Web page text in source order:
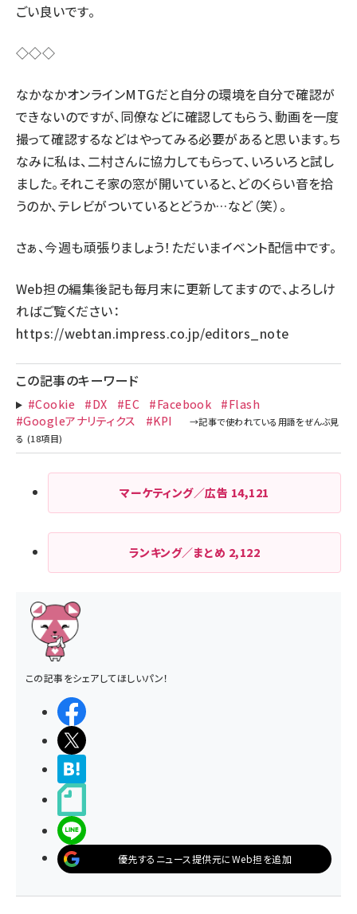
ごい良いです。
◇◇◇
なかなかオンラインMTGだと自分の環境を自分で確認が
できないのですが、同僚などに確認してもらう、動画を一度
撮って確認するなどはやってみる必要があると思います。ち
なみに私は、二村さんに協力してもらって、いろいろと試し
ました。それこそ家の窓が開いていると、どのくらい音を拾
うのか、テレビがついているとどうか…など（笑）。
さぁ、今週も頑張りましょう！ただいまイベント配信中です。
Web担の編集後記も毎月末に更新してますので、よろしけ
ればご覧ください：
https://webtan.impress.co.jp/editors_note
この記事のキーワード
#Cookie #DX #EC #Facebook
#Flash
#Googleアナリティクス
#KPI
マーケティング／広告 14,121
ランキング／まとめ 2,122
この記事をシェアしてほしいパン！
優先するニュース提供元にWeb担を追加